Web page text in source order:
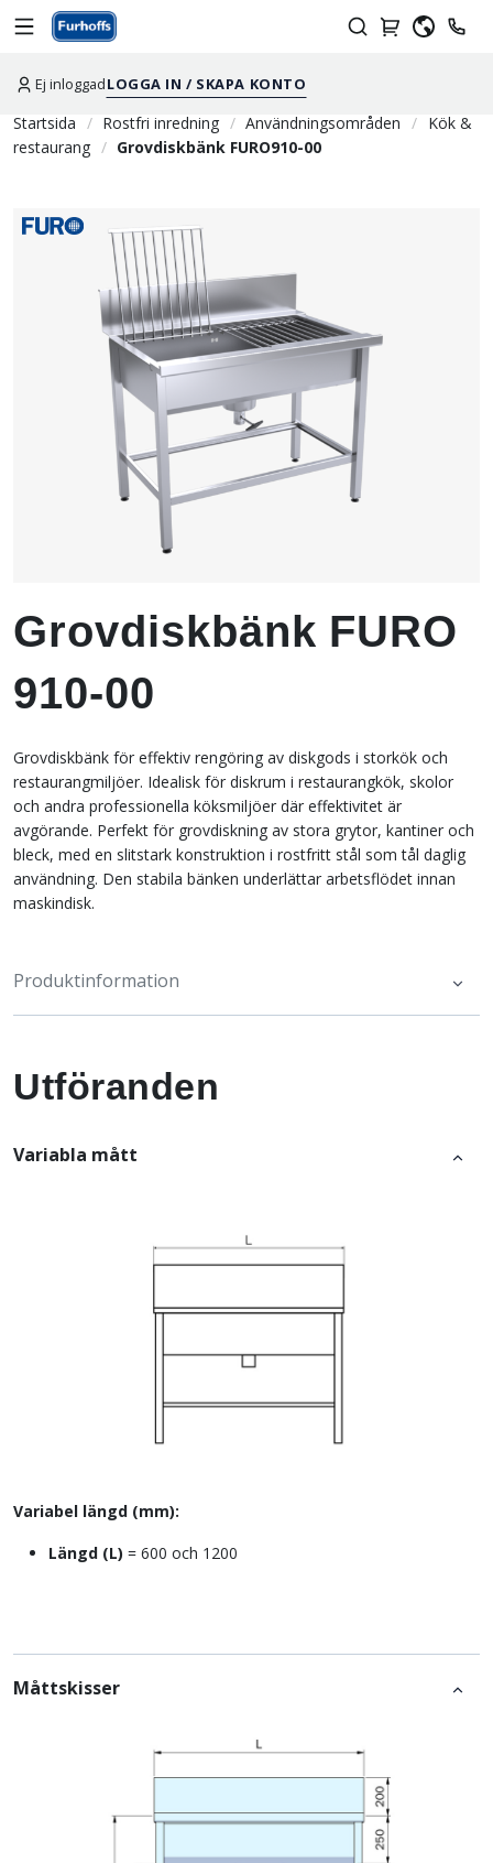
Ej inloggadLOGGA IN / SKAPA KONTO
Startsida Rostfri inredning Användningsområden
Kök &
restaurang
Grovdiskbänk FURO910-00
Grovdiskbänk FURO
910-00
Grovdiskbänk för effektiv rengöring av diskgods i storkök och
restaurangmiljöer. Idealisk för diskrum i restaurangkök, skolor
och andra professionella köksmiljöer där effektivitet är
avgörande. Perfekt för grovdiskning av stora grytor, kantiner och
bleck, med en slitstark konstruktion i rostfritt stål som tål daglig
användning. Den stabila bänken underlättar arbetsflödet innan
maskindisk.
Produktinformation
Utföranden
Variabla mått
Variabel längd (mm):
Längd (L) = 600 och 1200
Måttskisser